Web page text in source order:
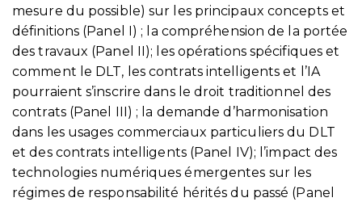
mesure du possible) sur les principaux concepts et
définitions (Panel I) ; la compréhension de la portée
des travaux (Panel II); les opérations spécifiques et
comment le DLT, les contrats intelligents et l’IA
pourraient s’inscrire dans le droit traditionnel des
contrats (Panel III) ; la demande d’harmonisation
dans les usages commerciaux particuliers du DLT
et des contrats intelligents (Panel IV); l’impact des
technologies numériques émergentes sur les
régimes de responsabilité hérités du passé (Panel